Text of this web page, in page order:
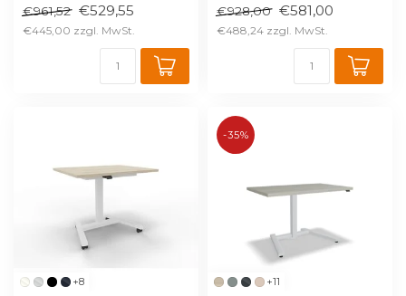
€961,52 €529,55
€445,00
€928,00 €581,00
€488,24
+8 +11
-35%